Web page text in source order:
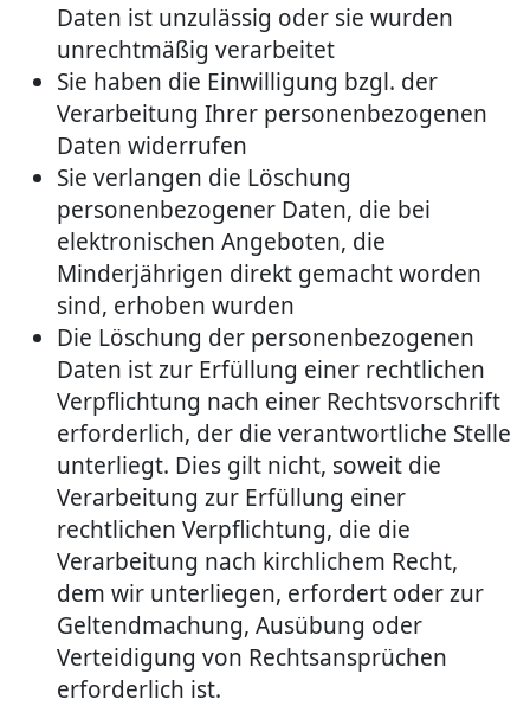
Daten ist unzulässig oder sie wurden
unrechtmäßig verarbeitet
Sie haben die Einwilligung bzgl. der
Verarbeitung Ihrer personenbezogenen
Daten widerrufen
Sie verlangen die Löschung
personenbezogener Daten, die bei
elektronischen Angeboten, die
Minderjährigen direkt gemacht worden
sind, erhoben wurden
Die Löschung der personenbezogenen
Daten ist zur Erfüllung einer rechtlichen
Verpflichtung nach einer Rechtsvorschrift
erforderlich, der die verantwortliche Stelle
unterliegt. Dies gilt nicht, soweit die
Verarbeitung zur Erfüllung einer
rechtlichen Verpflichtung, die die
Verarbeitung nach kirchlichem Recht,
dem wir unterliegen, erfordert oder zur
Geltendmachung, Ausübung oder
Verteidigung von Rechtsansprüchen
erforderlich ist.